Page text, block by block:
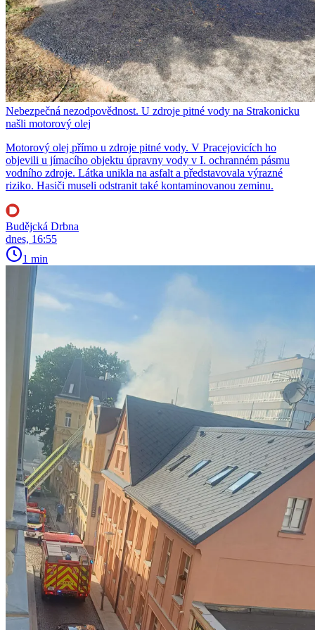
Nebezpečná nezodpovědnost. U zdroje pitné vody na Strakonicku
našli motorový olej
Motorový olej přímo u zdroje pitné vody. V Pracejovicích ho
objevili u jímacího objektu úpravny vody v I. ochranném pásmu
vodního zdroje. Látka unikla na asfalt a představovala výrazné
riziko. Hasiči museli odstranit také kontaminovanou zeminu.
Budějcká Drbna
dnes, 16:55
1 min